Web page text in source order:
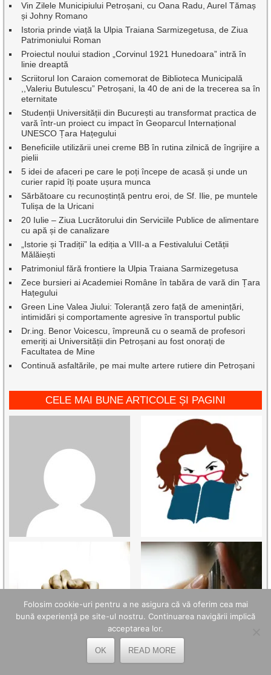
Vin Zilele Municipiului Petroșani, cu Oana Radu, Aurel Tămaș
și Johny Romano
Istoria prinde viață la Ulpia Traiana Sarmizegetusa, de Ziua
Patrimoniului Roman
Proiectul noului stadion „Corvinul 1921 Hunedoara” intră în
linie dreaptă
Scriitorul Ion Caraion comemorat de Biblioteca Municipală
,,Valeriu Butulescu” Petroșani, la 40 de ani de la trecerea sa în
eternitate
Studenții Universității din București au transformat practica de
vară într-un proiect cu impact în Geoparcul Internațional
UNESCO Țara Hațegului
Beneficiile utilizării unei creme BB în rutina zilnică de îngrijire a
pielii
5 idei de afaceri pe care le poți începe de acasă și unde un
curier rapid îți poate ușura munca
Sărbătoare cu recunoștință pentru eroi, de Sf. Ilie, pe muntele
Tulișa de la Uricani
20 Iulie – Ziua Lucrătorului din Serviciile Publice de alimentare
cu apă și de canalizare
„Istorie și Tradiții” la ediția a VIII-a a Festivalului Cetății
Mălăiești
Patrimoniul fără frontiere la Ulpia Traiana Sarmizegetusa
Zece bursieri ai Academiei Române în tabăra de vară din Țara
Hațegului
Green Line Valea Jiului: Toleranță zero față de amenințări,
intimidări și comportamente agresive în transportul public
Dr.ing. Benor Voicescu, împreună cu o seamă de profesori
emeriți ai Universității din Petroșani au fost onorați de
Facultatea de Mine
Continuă asfaltările, pe mai multe artere rutiere din Petroșani
CELE MAI BUNE ARTICOLE ȘI PAGINI
Folosim cookie-uri pentru a ne asigura că vă oferim cea mai
bună experiență pe site-ul nostru. Continuarea navigării implică
acceptarea lor.
OK READ MORE